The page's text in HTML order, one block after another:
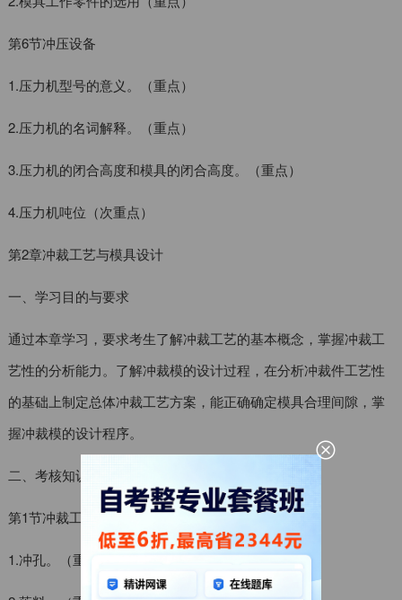
第6节冲压设备
1.压力机型号的意义。（重点）
2.压力机的名词解释。（重点）
3.压力机的闭合高度和模具的闭合高度。（重点）
4.压力机吨位（次重点）
第2章冲裁工艺与模具设计
一、学习目的与要求
通过本章学习，要求考生了解冲裁工艺的基本概念，掌握冲裁工
艺性的分析能力。了解冲裁模的设计过程，在分析冲裁件工艺性
的基础上制定总体冲裁工艺方案，能正确确定模具合理间隙，掌
握冲裁模的设计程序。
二、考核知识点与考核要求
第1节冲裁工序
1.冲孔。（重点）